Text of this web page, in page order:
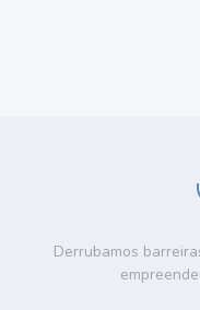
Derrubamos